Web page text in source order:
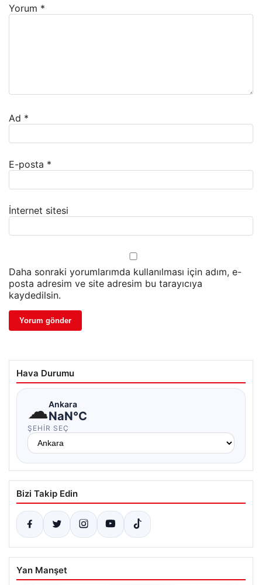
Yorum *
Ad *
E-posta *
İnternet sitesi
Daha sonraki yorumlarımda kullanılması için adım, e-
posta adresim ve site adresim bu tarayıcıya
kaydedilsin.
Hava Durumu
☁Ankara
NaN°C
ŞEHIR SEÇ
Bizi Takip Edin
Yan Manşet